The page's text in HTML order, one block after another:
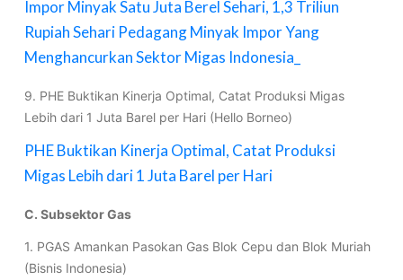
Impor Minyak Satu Juta Berel Sehari, 1,3 Triliun
Rupiah Sehari Pedagang Minyak Impor Yang
Menghancurkan Sektor Migas Indonesia_
9. PHE Buktikan Kinerja Optimal, Catat Produksi Migas
Lebih dari 1 Juta Barel per Hari (Hello Borneo)
PHE Buktikan Kinerja Optimal, Catat Produksi
Migas Lebih dari 1 Juta Barel per Hari
C. Subsektor Gas
1. PGAS Amankan Pasokan Gas Blok Cepu dan Blok Muriah
(Bisnis Indonesia)